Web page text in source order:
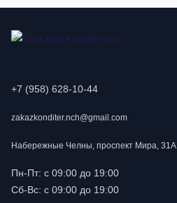
+7 (958) 628-10-44
zakazkonditer.nch@gmail.com
Набережные Челны, проспект Мира, 31А
Пн-Пт: с 09:00 до 19:00
Сб-Вс: с 09:00 до 19:00